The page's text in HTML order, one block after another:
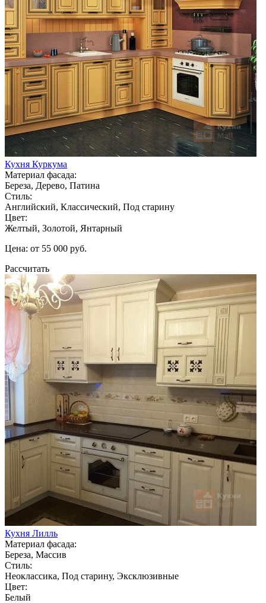
Кухня Куркума
Материал фасада:
Береза, Дерево, Патина
Стиль:
Английский, Классический, Под старину
Цвет:
Желтый, Золотой, Янтарный
Цена: от 55 000 руб.
Рассчитать
Кухня Лилль
Материал фасада:
Береза, Массив
Стиль:
Неоклассика, Под старину, Эксклюзивные
Цвет:
Белый